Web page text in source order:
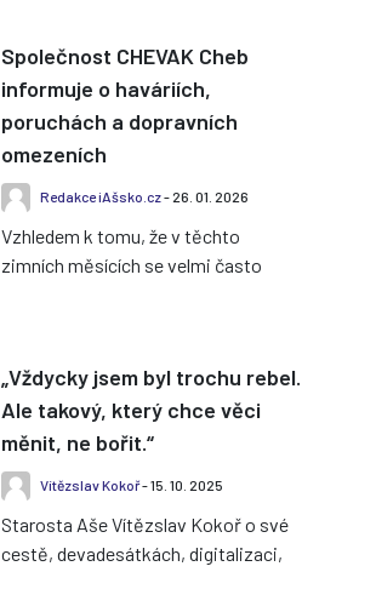
Společnost CHEVAK Cheb
informuje o haváriích,
poruchách a dopravních
omezeních
Redakce iAšsko.cz- 26. 01. 2026
Vzhledem k tomu, že v těchto
zimních měsících se velmi často
„Vždycky jsem byl trochu rebel.
Ale takový, který chce věci
měnit, ne bořit.“
Vítězslav Kokoř- 15. 10. 2025
Starosta Aše Vítězslav Kokoř o své
cestě, devadesátkách, digitalizaci,